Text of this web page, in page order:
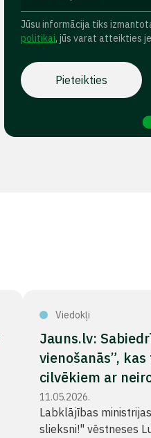
Jūsu informācija tiks
politikai, jūs varat atteikties
Viedokļi
Jauns.lv:
vienošanās”,
cilvēkiem ar
11.05.2026.
Labklājības
slieksni!" vēstneses